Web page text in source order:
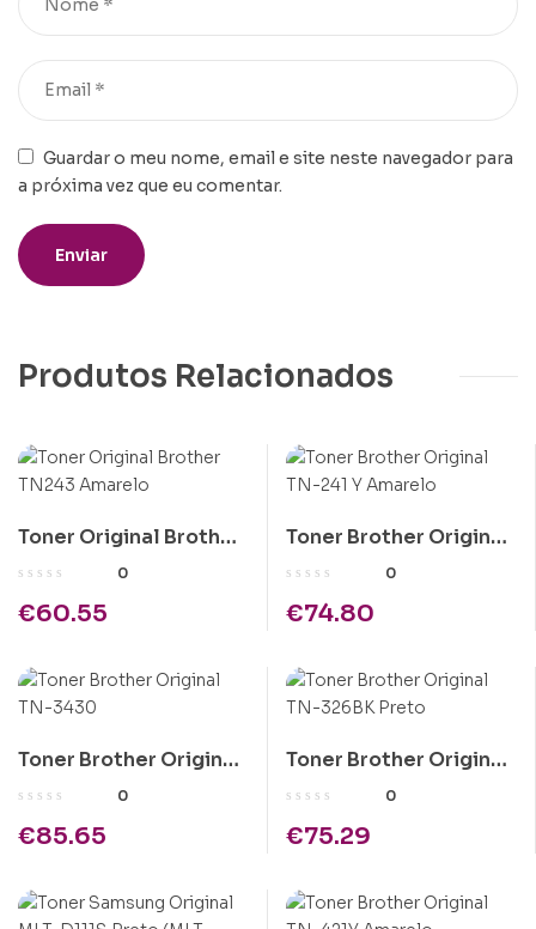
Guardar o meu nome, email e site neste navegador para
a próxima vez que eu comentar.
Produtos Relacionados
Toner Original Brother
TN243 Amarelo
0
€60.55
Toner Brother Original
TN-241 Y Amarelo
0
€74.80
Toner Brother Original
TN-3430
0
€85.65
Toner Brother Original
TN-326BK Preto
0
€75.29